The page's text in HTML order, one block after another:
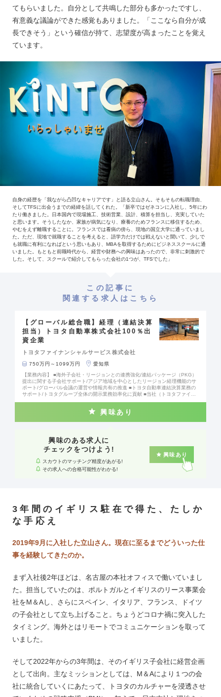
てもらいました。自分として共鳴した部分も多かったですし、
有意義な議論ができた感覚もありました。「ここなら自分が成
長できそう」という確信が持て、志望度が高まったことを覚え
ています。
自身の経歴を「我ながら凸凹なキャリアです」と語る立山さん。そもそもの転職理由、
そしてTFSに出会うまでの経緯を話してくれた。「新卒ではゼネコンに入社し、5年にわ
たり働きました。日本国内で現場施工、技術営業、設計、積算を担当し、充実していた
と思います。そうしたなか、家族が病気になり、療養のためフランスに移住するため、
やむをえず離職することに。フランスでは看病の傍ら、現地の国立大学に通っていまし
た。ただ、現地で就職することを考えると、語学力だけでは戦えないと聞いて、少しで
も就職に有利になればという思いもあり、MBAを取得するためにビジネススクールに通
いました。もともと前職時代から、経営や財務への興味はあったので、非常に刺激的で
した。そして、スクールで紹介してもらった会社の1つが、TFSでした」
この記事に
関連する求人はこちら
【グローバル総合職】経理（連結決算
担当）トヨタ自動車株式会社100％出
資企業
トヨタファイナンシャルサービス株式会社
750万円～1099万円
愛知県
【業務内容】 ■海外子会社・リージョンとの連携強化/連結パッケージ（PKG）
提出に関する子会社サポート/アジア地域を中心としたリージョン経理機能のサ
ポート/グローバル会議の運営や情報共有の推進 ■トヨタ自動車連結決算業務の
サポート/トヨタグループ全体の開示業務効率化に貢献 ■当社（トヨタファイナ
掲げており、同社が担う販売金融領域においても、決済アプリの運営や、連結
将来的にジョブローテーションによって、東京へのポジションオファーや海外
赴任の可能性もございます。 #社会課題に挑む企業 #チャレンジできる環境
興味あり
興味のある求人に
チェックをつけよう!
スカウトのマッチング精度があがる!
その求人への合格可能性がわかる!
興味あり
3年間のイギリス駐在で得た、たしか
な手応え
2019年9月に入社した立山さん。現在に至るまでどういった仕
事を経験してきたのか。
まず入社後2年ほどは、名古屋の本社オフィスで働いていまし
た。担当していたのは、ポルトガルとイギリスのリース事業会
社をM＆Aし、さらにスペイン、イタリア、フランス、ドイツ
の子会社として立ち上げること。ちょうどコロナ禍に突入した
タイミング。海外とはリモートでコミュニケーションを取って
いました。
そして2022年からの3年間は、そのイギリス子会社に経営企画
として出向。主なミッションとしては、M＆Aにより１つの会
社に統合していくにあたって、トヨタのカルチャーを浸透させ